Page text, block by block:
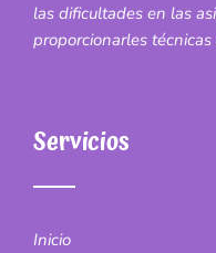
las dificultades en las
proporcionarles técnicas
Servicios
Inicio